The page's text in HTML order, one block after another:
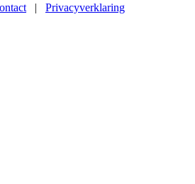
| Privacyverklaring